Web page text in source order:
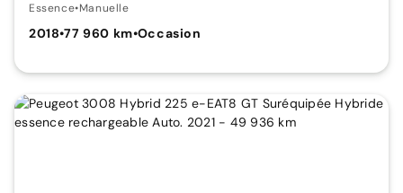
Essence•Manuelle
2018•77 960 km•Occasion